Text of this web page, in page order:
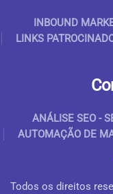
INBOUND
LINKS
ANÁLISE SEO -
AUTOMAÇÃO DE
Todos os direitos